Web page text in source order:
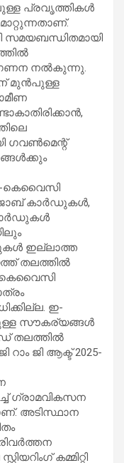
പ്രവൃത്തികൾ
സമയബന്ധിതമായി
നൽകുന്നു.
മുൻപുള്ള
ഇ-കെ‌വൈസി
ജോബ് കാർഡുകൾ,
ഇല്ലാത്ത
തലത്തിൽ
കെ‌വൈസി
ഇ-
സൗകര്യങ്ങൾ
തലത്തിൽ
ജി ആക്ട് 2025-
ഗ്രാമവികസന
അടിസ്ഥാന
കമ്മിറ്റി